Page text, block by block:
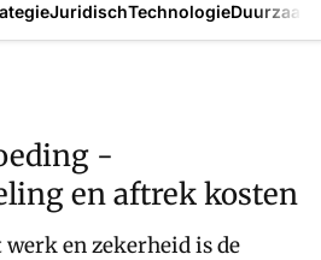
JuridischTechnologie
-
en aftrek kosten
werk en zekerheid is de